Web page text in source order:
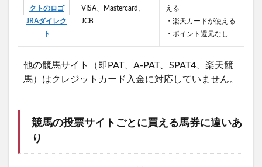
JRAダイレク
ト
VISA、Mastercard、
JCB
える
・楽天カードが使える
・ポイント還元なし
他の競馬サイト（即PAT、A-PAT、SPAT4、楽天競
馬）はクレジットカード入金に対応していません。
競馬の投票サイトごとに買える馬券に違いあ
り